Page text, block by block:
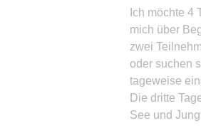
Ich möchte 4
mich über
zwei
oder suchen
tageweise
Die dritte
See und